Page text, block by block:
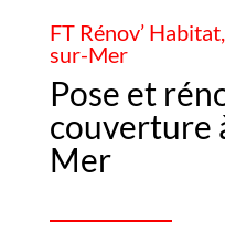
FT Rénov’
sur-Mer
Pose et
couverture
Mer